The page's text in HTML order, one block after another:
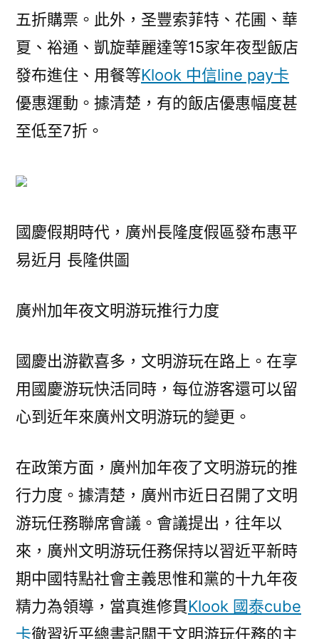
五折購票。此外，圣豐索菲特、花圃、華
夏、裕通、凱旋華麗達等15家年夜型飯店
發布進住、用餐等Klook 中信line pay卡
優惠運動。據清楚，有的飯店優惠幅度甚
至低至7折。
國慶假期時代，廣州長隆度假區發布惠平
易近月 長隆供圖
廣州加年夜文明游玩推行力度
國慶出游歡喜多，文明游玩在路上。在享
用國慶游玩快活同時，每位游客還可以留
心到近年來廣州文明游玩的變更。
在政策方面，廣州加年夜了文明游玩的推
行力度。據清楚，廣州市近日召開了文明
游玩任務聯席會議。會議提出，往年以
來，廣州文明游玩任務保持以習近平新時
期中國特點社會主義思惟和黨的十九年夜
精力為領導，當真進修貫Klook 國泰cube
卡徹習近平總書記關于文明游玩任務的主